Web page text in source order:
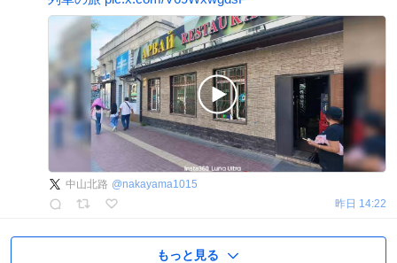
中山北路 @nakayama1015
昨日 14:22
もっと見る